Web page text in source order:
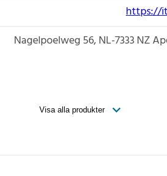
https://
Nagelpoelweg 56 NL-7333NZ